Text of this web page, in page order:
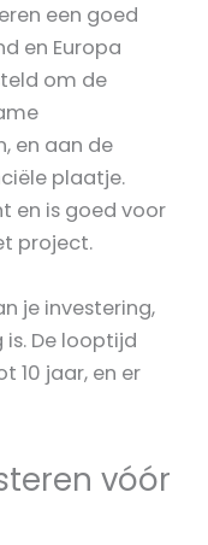
een goed
en Europa
om de
en aan de
plaatje.
en is goed voor
project.
je investering,
De looptijd
10 jaar, en er
vóór